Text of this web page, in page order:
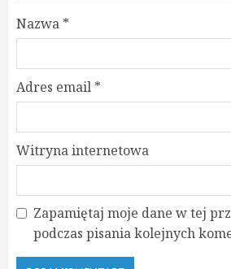
Nazwa *
Adres email *
Witryna internetowa
Zapamiętaj moje dane w tej
podczas pisania kolejnych